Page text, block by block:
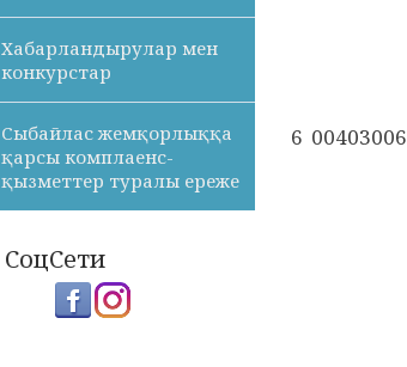
Хабарландырулар мен
конкурстар
Сыбайлас жемқорлыққа
қарсы комплаенс-
қызметтер туралы ереже
СоцСети
6 00403006